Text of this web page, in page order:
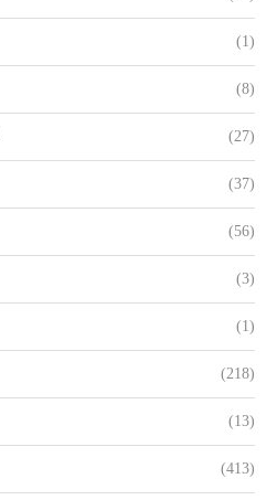
(1)
(8)
(27)
(37)
(56)
(3)
(1)
(218)
(13)
(413)